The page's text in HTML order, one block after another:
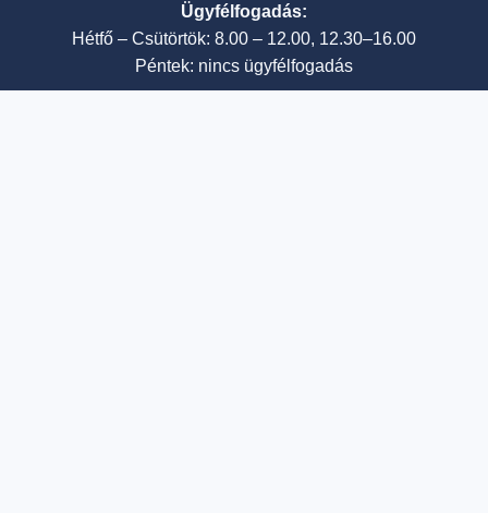
Ügyfélfogadás:
Hétfő – Csütörtök: 8.00 – 12.00, 12.30–16.00
Péntek: nincs ügyfélfogadás